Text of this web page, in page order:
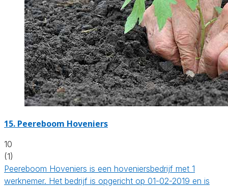
15. Peereboom Hoveniers
10
(1)
Peereboom Hoveniers is een hoveniersbedrijf met 1
werknemer. Het bedrijf is opgericht op 01-02-2019 en is